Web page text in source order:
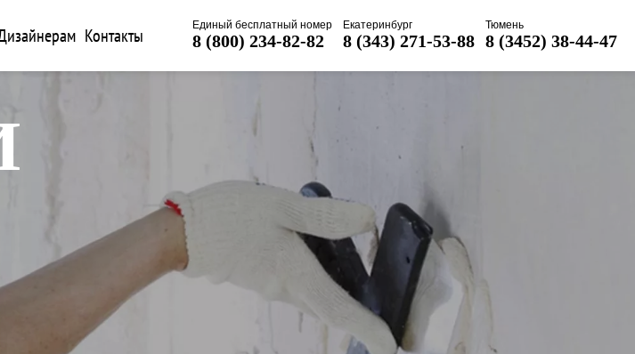
Контакты
Единый бесплатный номер
8 (800) 234-82-82
Екатеринбург
8 (343) 271-53-88
Тюмень
8 (3452) 38-44-47